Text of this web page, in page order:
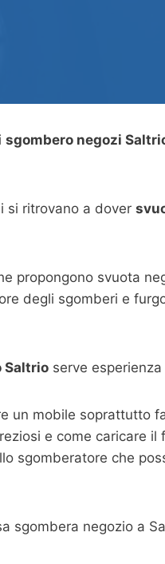
sgombero negozi
si ritrovano a dover
propongono svuota
degli sgomberi e
Saltrio serve
un mobile soprattutto
e come caricare
sgomberatore che
sgombera negozio a